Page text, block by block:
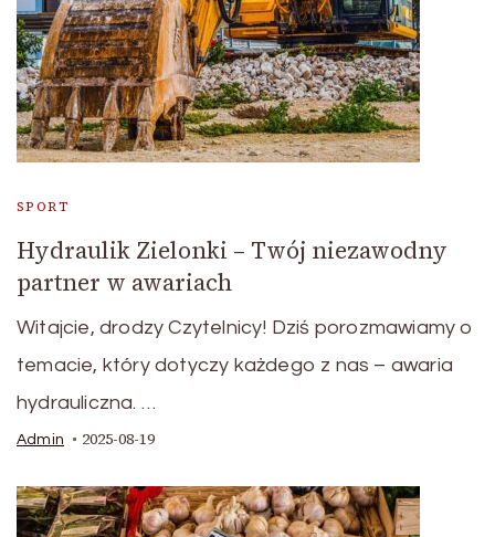
SPORT
Hydraulik Zielonki – Twój niezawodny
partner w awariach
Witajcie, drodzy Czytelnicy! Dziś porozmawiamy o
temacie, który dotyczy każdego z nas – awaria
hydrauliczna. …
Admin 2025-08-19